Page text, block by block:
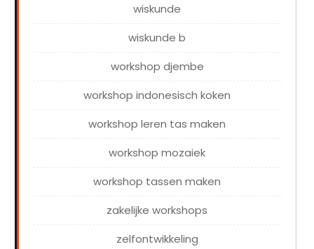
wiskunde
wiskunde b
workshop djembe
workshop indonesisch koken
workshop leren tas maken
workshop mozaiek
workshop tassen maken
zakelijke workshops
zelfontwikkeling